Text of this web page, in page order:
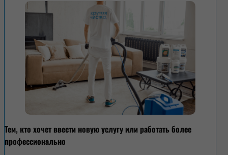
Тем, кто хочет ввести новую услугу или работать более
профессионально